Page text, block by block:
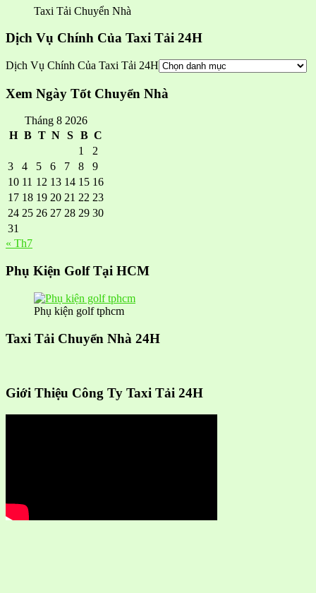
Taxi Tải Chuyển Nhà
Dịch Vụ Chính Của Taxi Tải 24H
Dịch Vụ Chính Của Taxi Tải 24H
Xem Ngày Tốt Chuyển Nhà
Tháng 8 2026
H B T N S B C
1
2
3
4 5 6 7 8
9
10 11 12 13 14 15 16
17 18 19 20 21 22 23
24 25 26 27 28 29 30
31
« Th7
Phụ Kiện Golf Tại HCM
Phụ kiện golf tphcm
Taxi Tải Chuyển Nhà 24H
Giới Thiệu Công Ty Taxi Tải 24H